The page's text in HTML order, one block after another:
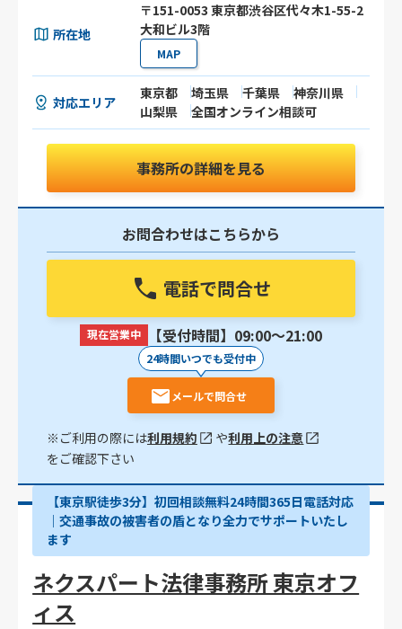
所在地
〒151-0053 東京都渋谷区代々木1-55-2
大和ビル3階
MAP
対応エリア
東京都 埼玉県 千葉県
神奈川県
山梨県
全国オンライン相談可
事務所の詳細を見る
お問合わせはこちらから
電話で問合せ
現在営業中 【受付時間】09:00〜21:00
24時間いつでも受付中
メールで問合せ
※ご利用の際には利用規約 や利用上の注意
をご確認下さい
【東京駅徒歩3分】初回相談無料24時間365日電話対応
｜交通事故の被害者の盾となり全力でサポートいたし
ます
ネクスパート法律事務所 東京オフ
ィス